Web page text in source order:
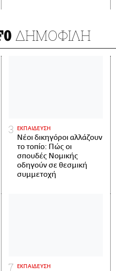
ΔΗΜΟΦΙΛΗ
ΕΚΠΑΙΔΕΥΣΗ
Νέοι δικηγόροι αλλάζουν
το τοπίο: Πώς οι
σπουδές Νομικής
οδηγούν σε θεσμική
συμμετοχή
ΕΚΠΑΙΔΕΥΣΗ